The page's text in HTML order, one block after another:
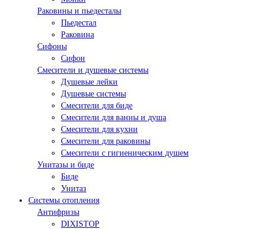
Раковины и пьедесталы
Пьедестал
Раковина
Сифоны
Сифон
Смесители и душевые системы
Душевые лейки
Душевые системы
Смесители для биде
Смесители для ванны и душа
Смесители для кухни
Смесители для раковины
Смесители с гигиеническим душем
Унитазы и биде
Биде
Унитаз
Системы отопления
Антифризы
DIXISTOP